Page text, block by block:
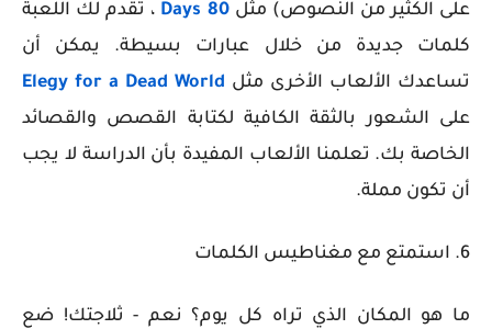
على الكثير من النصوص) مثل80 Days
، تقدم لك اللعبة
كلمات جديدة من خلال عبارات بسيطة. يمكن أن
تساعدك الألعاب الأخرى مثل Elegy for a Dead World
على الشعور بالثقة الكافية لكتابة القصص والقصائد
الخاصة بك. تعلمنا الألعاب المفيدة بأن الدراسة لا يجب
أن تكون مملة.
6. استمتع مع مغناطيس الكلمات
ما هو المكان الذي تراه كل يوم؟ نعم - ثلاجتك! ضع